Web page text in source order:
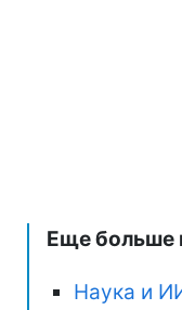
Еще больше
Наука и